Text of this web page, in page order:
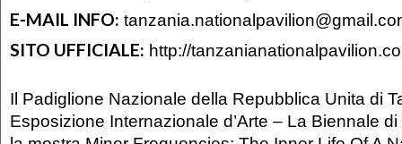
E-MAIL INFO:
SITO UFFICIALE: http://
Il Padiglione Nazionale della Repubblica Unita di
Esposizione Internazionale d’Arte – La Biennale